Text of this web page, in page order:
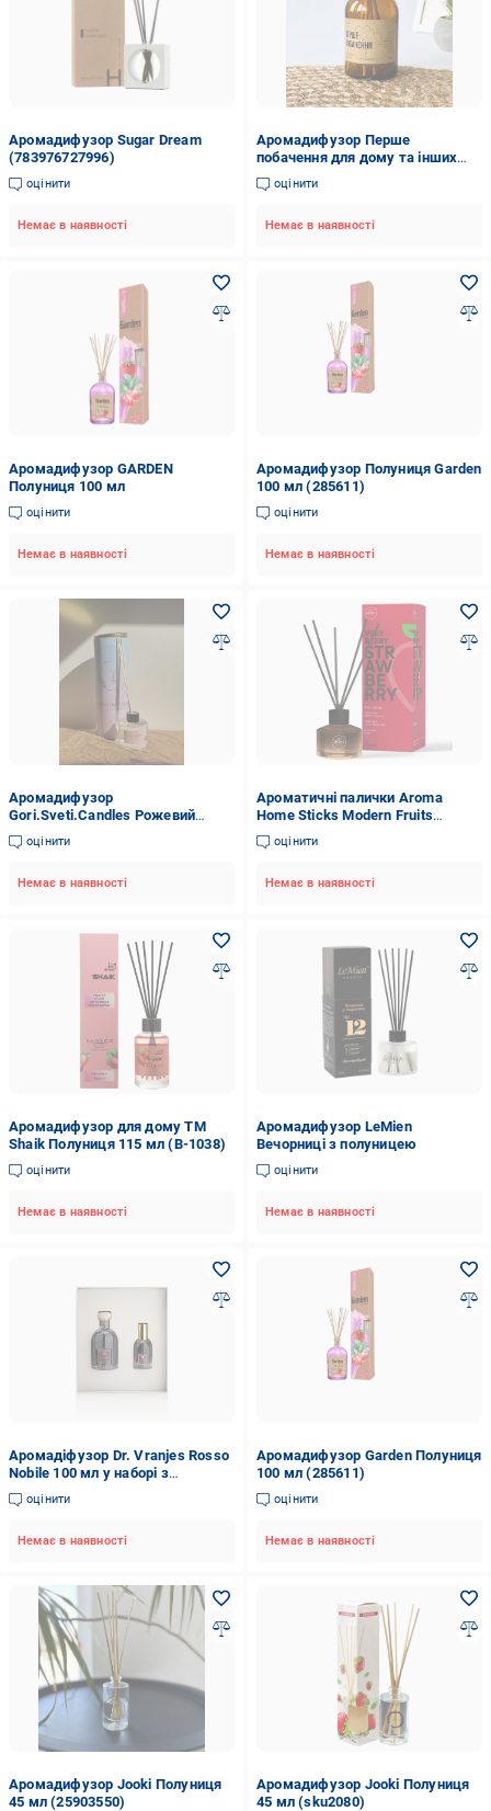
Аромадифузор Sugar Dream
(783976727996)
оцінити
Немає в наявності
Аромадифузор Перше
побачення для дому та інших
приміщень 100 мл та тестер 2
мл
оцінити
Немає в наявності
Аромадифузор GARDEN
Полуниця 100 мл
оцінити
Немає в наявності
Аромадифузор Полуниця Garden
100 мл (285611)
оцінити
Немає в наявності
Аромадифузор
Gori.Sveti.Candles Рожевий
цукор
оцінити
Немає в наявності
Ароматичні палички Aroma
Home Sticks Modern Fruits
Strawberry 50 мл (10231)
оцінити
Немає в наявності
Аромадифузор для дому TM
Shaik Полуниця 115 мл (B-1038)
оцінити
Немає в наявності
Аромадифузор LeMien
Вечорниці з полуницею
оцінити
Немає в наявності
Аромадіфузор Dr. Vranjes Rosso
Nobile 100 мл у наборі з
аромаспреєм 25 мл (FRV17-A16)
оцінити
Немає в наявності
Аромадифузор Garden Полуниця
100 мл (285611)
оцінити
Немає в наявності
Аромадифузор Jooki Полуниця
45 мл (25903550)
Аромадифузор Jooki Полуниця
45 мл (sku2080)